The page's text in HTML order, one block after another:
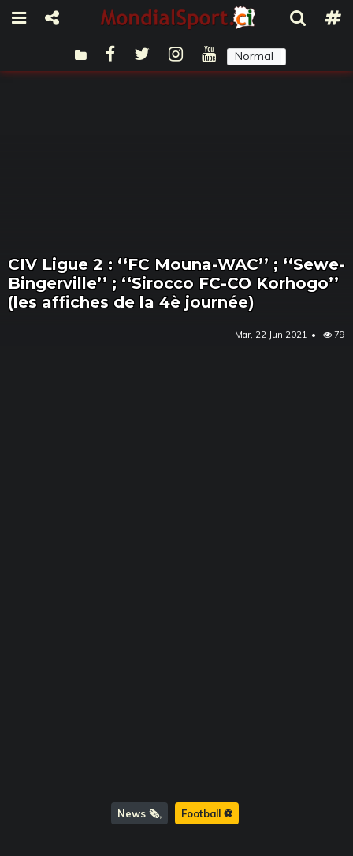
Normal
CIV Ligue 2 : ‘‘FC Mouna-WAC’’ ; ‘‘Sewe-
Bingerville’’ ; ‘‘Sirocco FC-CO Korhogo’’
(les affiches de la 4è journée)
Mar, 22 Jun 2021 79
News 🗞️ Football ⚽️